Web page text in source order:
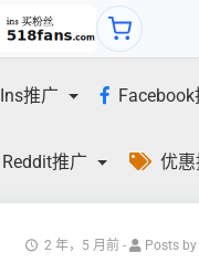
Ins推广 Facebook
Reddit推广 优
2 年，5 月前 - Posts